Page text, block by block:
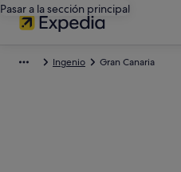
Pasar a la sección principal
Ingenio Gran Canaria